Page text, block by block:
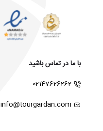
با ما در تماس باشید
02147626262
info@tourgardan.com